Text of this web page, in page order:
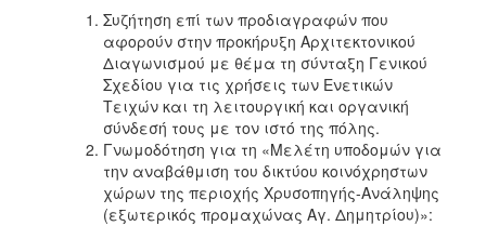
2012
2011
2010
2006
Συζήτηση επί των προδιαγραφών που
αφορούν στην προκήρυξη Αρχιτεκτονικού
Διαγωνισμού με θέμα τη σύνταξη Γενικού
Σχεδίου για τις χρήσεις των Eνετικών
Tειχών και τη λειτουργική και οργανική
σύνδεσή τους με τον ιστό της πόλης.
Γνωμοδότηση για τη «Μελέτη υποδομών για
την αναβάθμιση του δικτύου κοινόχρηστων
χώρων της περιοχής Χρυσοπηγής-Ανάληψης
(εξωτερικός προμαχώνας Αγ. Δημητρίου)»: